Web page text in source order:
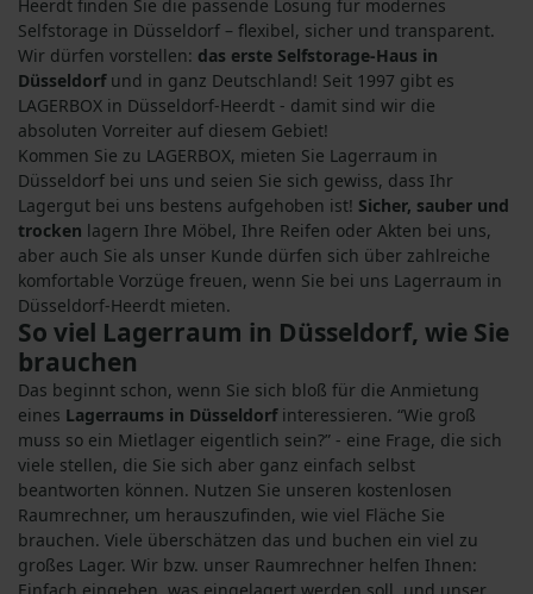
Heerdt finden Sie die passende Lösung für modernes
Selfstorage in Düsseldorf – flexibel, sicher und transparent.
Wir dürfen vorstellen: das erste Selfstorage-Haus in
Düsseldorfund in ganz Deutschland! Seit 1997 gibt es
LAGERBOX in Düsseldorf-Heerdt - damit sind wir die
absoluten Vorreiter auf diesem Gebiet!
Kommen Sie zu LAGERBOX, mieten Sie Lagerraum in
Düsseldorf bei uns und seien Sie sich gewiss, dass Ihr
Lagergut bei uns bestens aufgehoben ist! Sicher, sauber und
trocken lagern Ihre Möbel, Ihre Reifen oder Akten bei uns,
aber auch Sie als unser Kunde dürfen sich über zahlreiche
komfortable Vorzüge freuen, wenn Sie bei uns Lagerraum in
Düsseldorf-Heerdt mieten.
So viel Lagerraum in Düsseldorf, wie Sie
brauchen
Das beginnt schon, wenn Sie sich bloß für die Anmietung
eines Lagerraums in Düsseldorfinteressieren. “Wie groß
muss so ein Mietlager eigentlich sein?” - eine Frage, die sich
viele stellen, die Sie sich aber ganz einfach selbst
beantworten können. Nutzen Sie unseren kostenlosen
Raumrechner, um herauszufinden, wie viel Fläche Sie
brauchen. Viele überschätzen das und buchen ein viel zu
großes Lager. Wir bzw. unser Raumrechner helfen Ihnen:
Einfach eingeben, was eingelagert werden soll, und unser